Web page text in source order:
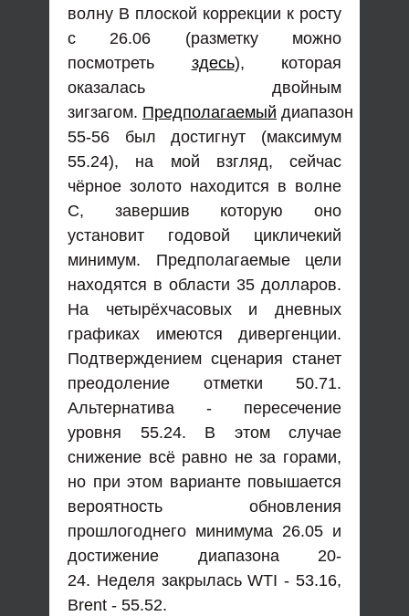
волну В плоской коррекции к росту
с 26.06 (разметку можно
посмотреть здесь), которая
оказалась двойным
зигзагом. Предполагаемый диапазон
55-56 был достигнут (максимум
55.24), на мой взгляд, сейчас
чёрное золото находится в волне
С, завершив которую оно
установит годовой цикличекий
минимум. Предполагаемые цели
находятся в области 35 долларов.
На четырёхчасовых и дневных
графиках имеются дивергенции.
Подтверждением сценария станет
преодоление отметки 50.71.
Альтернатива - пересечение
уровня 55.24. В этом случае
снижение всё равно не за горами,
но при этом варианте повышается
вероятность обновления
прошлогоднего минимума 26.05 и
достижение диапазона 20-
24. Неделя закрылась WTI - 53.16,
Brent - 55.52.